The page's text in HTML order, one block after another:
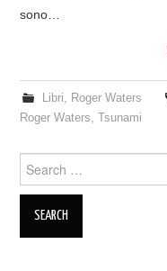
sono…
Libri, Roger Waters
Roger Waters,Tsunami
for: